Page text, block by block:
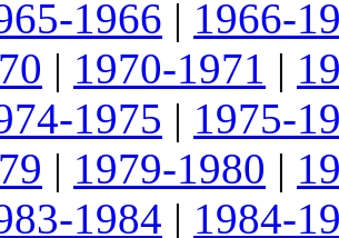
1966 | 1966-
| 1970-1971 |
1975 | 1975-
| 1979-1980 |
1984 | 1984-